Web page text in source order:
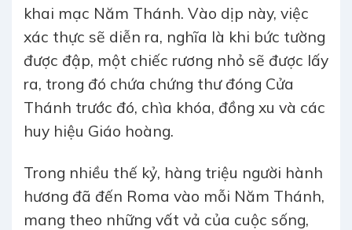
khai mạc Năm Thánh. Vào dịp này, việc
xác thực sẽ diễn ra, nghĩa là khi bức tường
được đập, một chiếc rương nhỏ sẽ được lấy
ra, trong đó chứa chứng thư đóng Cửa
Thánh trước đó, chìa khóa, đồng xu và các
huy hiệu Giáo hoàng.
Trong nhiều thế kỷ, hàng triệu người hành
hương đã đến Roma vào mỗi Năm Thánh,
mang theo những vất vả của cuộc sống,